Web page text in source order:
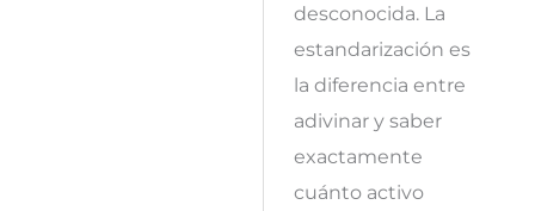
desconocida. La
estandarización es
la diferencia entre
adivinar y saber
exactamente
cuánto activo